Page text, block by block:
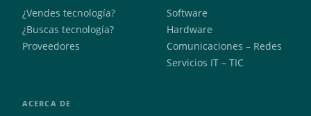
¿Vendes tecnología?
¿Buscas tecnología?
Proveedores
Software
Hardware
Comunicaciones – Redes
Servicios IT – TIC
ACERCA DE